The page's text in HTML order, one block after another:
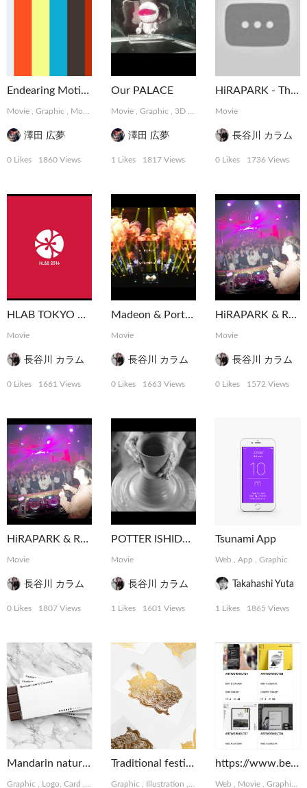
Endearing Motions
Movie Graphic MotionGraphics
澤田 広夢
0 Likes 1860 Views
Our PALACE
Movie ,Graphic 3D MotionGraphics
澤田 広夢
1 Likes 1817 Views
HiRAPARK - The Weekend at ELE TOKYO
Movie
長谷川 カラム
0 Likes 1736 Views
HLAB TOKYO 2016 Ending Movie
Movie
長谷川 カラム
0 Likes 1661 Views
Madeon & Porter Robinson Shelter Tour Tokyo
Movie
長谷川 カラム
0 Likes 1663 Views
HiRAPARK & Rave Republic @ ELE TOKYO
Movie
長谷川 カラム
0 Likes 1572 Views
HiRAPARK & Rave Republic @ ELE TOKYO
Movie
長谷川 カラム
0 Likes 1807 Views
POTTER ISHIDA ICHIHEI
Movie
長谷川 カラム
1 Likes 1601 Views
Tsunami App
Web ,App ,Graphic
Takahashi Yuta
1 Likes 1865 Views
Mandarin natural Chocolate
Graphic Logo, Card Package, Book
Traditional festival of Japan
Graphic Illustration Logo, Card
https://www.behance.net/meikonishi
Web Movie ,Graphic